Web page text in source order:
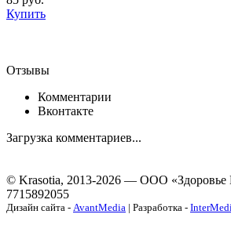
Купить
Отзывы
Комментарии
Вконтакте
Загрузка комментариев...
© Krasotia, 2013-2026 — ООО
7715892055
Дизайн сайта - AvantMedia | Разработка -